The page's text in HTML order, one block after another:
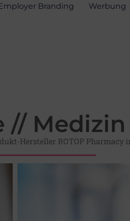
Branding Werbung
Medizin
Hersteller ROTOP Pharmacy